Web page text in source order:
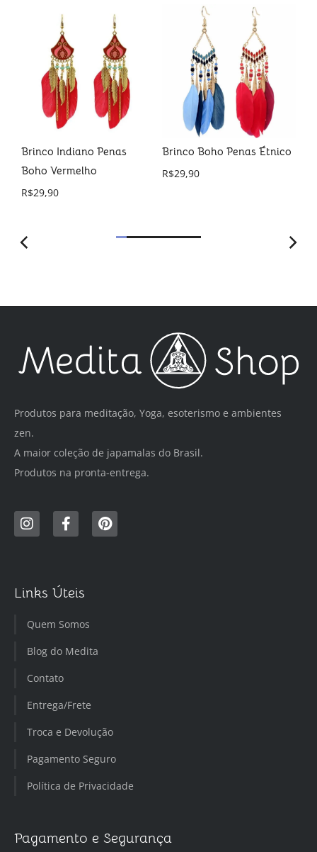
Brinco Indiano Penas
Boho Vermelho
R$29,90
Brinco Boho Penas Étnico
R$29,90
Produtos para meditação, Yoga, esoterismo e ambientes
zen.
A maior coleção de japamalas do Brasil.
Produtos na pronta-entrega.
Links Úteis
Quem Somos
Blog do Medita
Contato
Entrega/Frete
Troca e Devolução
Pagamento Seguro
Política de Privacidade
Pagamento e Segurança